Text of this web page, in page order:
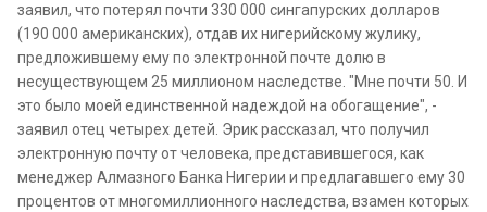
заявил, что потерял почти 330 000 сингапурских долларов
(190 000 американских), отдав их нигерийскому жулику,
предложившему ему по электронной почте долю в
несуществующем 25 миллионом наследстве. "Мне почти 50. И
это было моей единственной надеждой на обогащение", -
заявил отец четырех детей. Эрик рассказал, что получил
электронную почту от человека, представившегося, как
менеджер Алмазного Банка Нигерии и предлагавшего ему 30
процентов от многомиллионного наследства, взамен которых